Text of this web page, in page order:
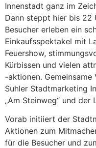
Innenstadt ganz im
Dann steppt hier bis 22
Besucher erleben ein
Einkaufsspektakel mit
Feuershow,
Kürbissen und vielen
-aktionen.
Suhler Stadtmarketing
„Am Steinweg“ und der
Vorab initiiert der
Aktionen zum
für die Besucher und